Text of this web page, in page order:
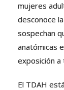
mujeres
desconoce
sospechan
anatómicas
exposición
El TDAH